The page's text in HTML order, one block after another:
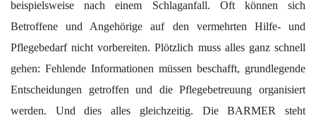
beispielsweise nach einem Schlaganfall. Oft können sich
Betroffene und Angehörige auf den vermehrten Hilfe- und
Pflegebedarf nicht vorbereiten. Plötzlich muss alles ganz schnell
gehen: Fehlende Informationen müssen beschafft, grundlegende
Entscheidungen getroffen und die Pflegebetreuung organisiert
werden. Und dies alles gleichzeitig. Die BARMER steht